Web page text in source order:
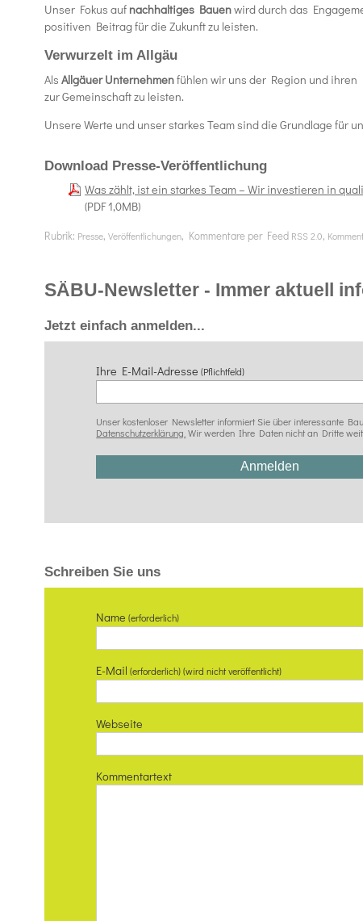
Unser Fokus auf nachhaltiges Bauenwird durch das
positiven Beitrag für die Zukunft zu leisten.
Verwurzelt im Allgäu
Als Allgäuer Unternehmenfühlen wir uns der Region und ihren
zur Gemeinschaft zu leisten.
Unsere Werte und unser starkes Team sind die Grundlage für
Download Presse-Veröffentlichung
Was zählt, ist ein starkes Team – Wir investieren in
(PDF 1,0MB)
Rubrik: Presse, Veröffentlichungen, Kommentare per Feed RSS 2.0,
SÄBU-Newsletter - Immer aktuell
Jetzt einfach anmelden...
Ihre E-Mail-Adresse(Pflichtfeld)
Unser kostenloser Newsletter informiert Sie über interessante
Datenschutzerklärung. Wir werden Ihre Daten nicht an Dritte
Schreiben Sie uns
Name(erforderlich)
E-Mail(erforderlich) (wird nicht veröffentlicht)
Webseite
Kommentartext